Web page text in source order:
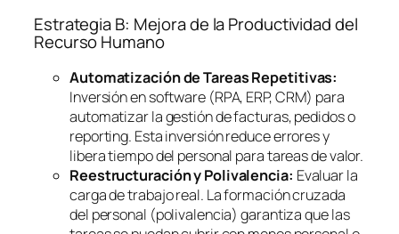
Estrategia B: Mejora de la Productividad del
Recurso Humano
Automatización de Tareas Repetitivas:
Inversión ensoftware(RPA, ERP, CRM) para
automatizar la gestión de facturas, pedidos o
reporting. Esta inversión reduce errores y
libera tiempo del personal para tareas de valor.
Reestructuración y Polivalencia: Evaluar la
carga de trabajo real. La formación cruzada
del personal (polivalencia) garantiza que las